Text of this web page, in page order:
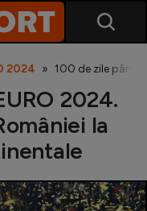
2024 100 de zile până
2024.
la